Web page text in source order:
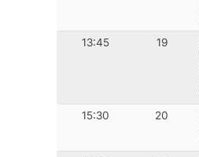
13:45 19
15:30 20